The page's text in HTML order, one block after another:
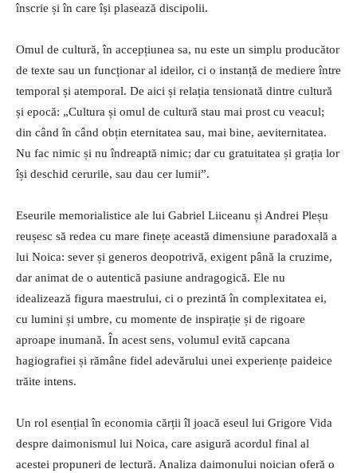
înscrie și în care își plasează discipolii.
Omul de cultură, în accepțiunea sa, nu este un simplu producător
de texte sau un funcționar al ideilor, ci o instanță de mediere între
temporal și atemporal. De aici și relația tensionată dintre cultură
și epocă: „Cultura și omul de cultură stau mai prost cu veacul;
din când în când obțin eternitatea sau, mai bine, aeviternitatea.
Nu fac nimic și nu îndreaptă nimic; dar cu gratuitatea și grația lor
își deschid cerurile, sau dau cer lumii”.
Eseurile memorialistice ale lui Gabriel Liiceanu și Andrei Pleșu
reușesc să redea cu mare finețe această dimensiune paradoxală a
lui Noica: sever și generos deopotrivă, exigent până la cruzime,
dar animat de o autentică pasiune andragogică. Ele nu
idealizează figura maestrului, ci o prezintă în complexitatea ei,
cu lumini și umbre, cu momente de inspirație și de rigoare
aproape inumană. În acest sens, volumul evită capcana
hagiografiei și rămâne fidel adevărului unei experiențe paideice
trăite intens.
Un rol esențial în economia cărții îl joacă eseul lui Grigore Vida
despre daimonismul lui Noica, care asigură acordul final al
acestei propuneri de lectură. Analiza daimonului noician oferă o